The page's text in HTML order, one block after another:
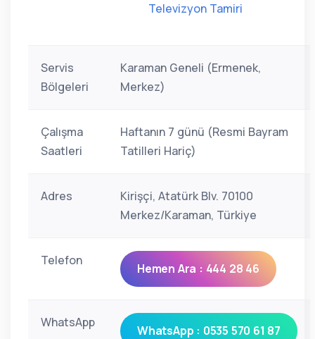
Televizyon Tamiri
Servis
Bölgeleri
Karaman Geneli (Ermenek,
Merkez)
Çalışma
Saatleri
Haftanın 7 günü (Resmi Bayram
Tatilleri Hariç)
Adres
Kirişçi, Atatürk Blv. 70100
Merkez/Karaman, Türkiye
Telefon
Hemen Ara : 444 28 46
WhatsApp
WhatsApp : 0535 570 61 87